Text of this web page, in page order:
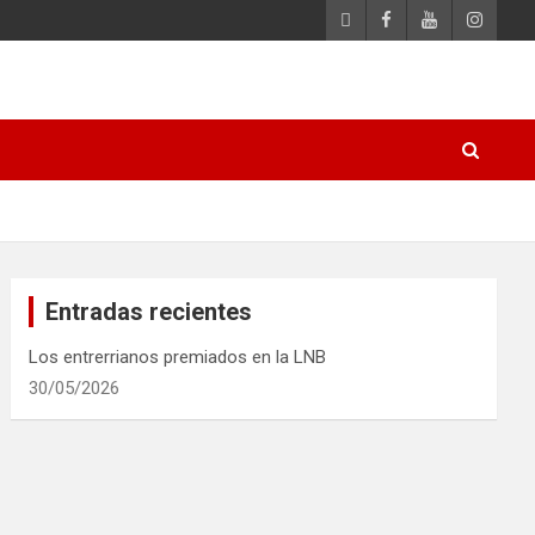
Entradas recientes
Los entrerrianos premiados en la LNB
30/05/2026